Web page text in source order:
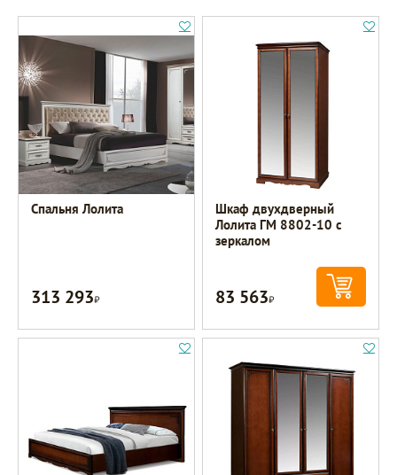
Спальня Лолита
313 293Р
Шкаф двухдверный
Лолита ГМ 8802-10 с
зеркалом
83 563Р